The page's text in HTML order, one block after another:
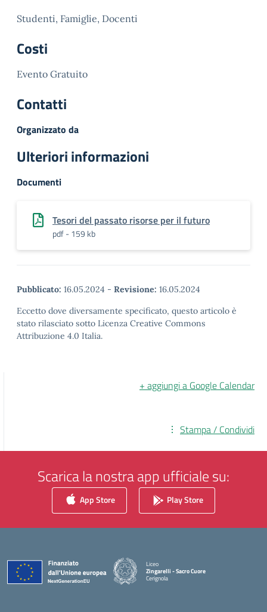
Studenti, Famiglie, Docenti
Costi
Evento Gratuito
Contatti
Organizzato da
Ulteriori informazioni
Documenti
Tesori del passato risorse per il futuro
pdf - 159 kb
Pubblicato: 16.05.2024 - Revisione: 16.05.2024
Eccetto dove diversamente specificato, questo articolo è
stato rilasciato sotto Licenza Creative Commons
Attribuzione 4.0 Italia.
+ aggiungi a Google Calendar
Stampa / Condividi
Scarica la nostra app ufficiale su:
App Store Play Store
Liceo
Zingarelli - Sacro Cuore
Cerignola
— Visita la pagina iniziale della scuola